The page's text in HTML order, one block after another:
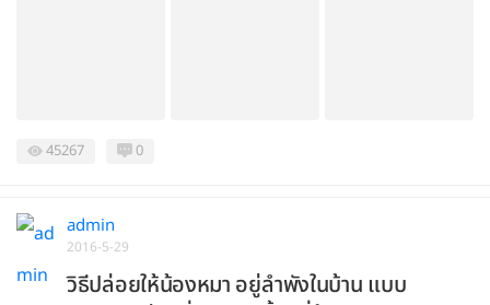
45267 0
admin
2016-5-29
วิธีปล่อยให้น้องหมา อยู่ลำพังในบ้าน แบบ